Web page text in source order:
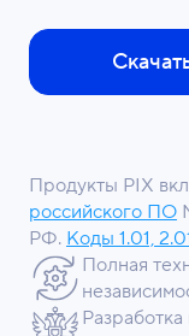
Продукты PIX
российского ПО
РФ. Коды 1.01,
Полная